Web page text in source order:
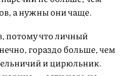
а нужны они чаще.
потому что личный
гораздо больше, чем
и цирюльник.